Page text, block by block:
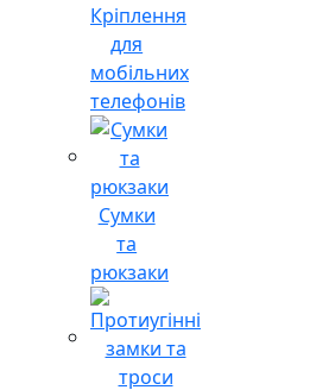
Кріплення
для
мобільних
телефонів
Сумки
та
рюкзаки